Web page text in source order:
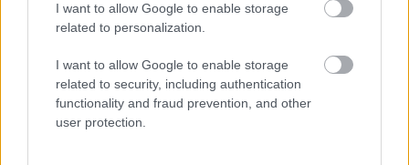
I want to allow Google to enable storage
related to personalization.
I want to allow Google to enable storage
related to security, including authentication
functionality and fraud prevention, and other
user protection.